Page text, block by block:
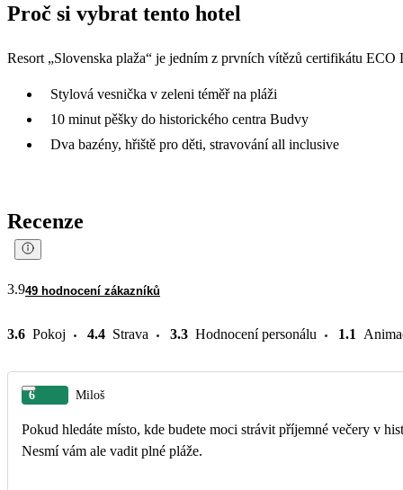
Proč si vybrat tento hotel
Resort „Slovenska plaža“ je jedním z prvních vítězů certifikátu
Stylová vesnička v zeleni téměř na pláži
10 minut pěšky do historického centra Budvy
Dva bazény, hřiště pro děti, stravování all inclusive
Recenze
3.949 hodnocení zákazníků
3.6 Pokoj 4.4 Strava 3.3 Hodnocení personálu 1.1
6 Miloš
Pokud hledáte místo, kde budete moci strávit příjemné večery v
Nesmí vám ale vadit plné pláže.